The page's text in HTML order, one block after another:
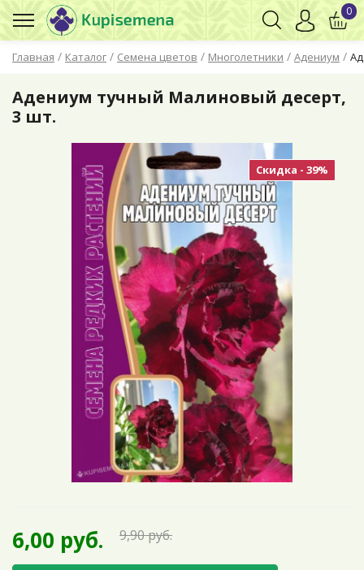
Главная / Каталог / Семена цветов / Многолетники / Адениум /
0
Адениум тучный Малиновый десерт,
3 шт.
Скидка - 39%
6,00 руб. 9,90 руб.